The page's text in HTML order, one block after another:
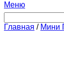
Меню
Главная / Мини